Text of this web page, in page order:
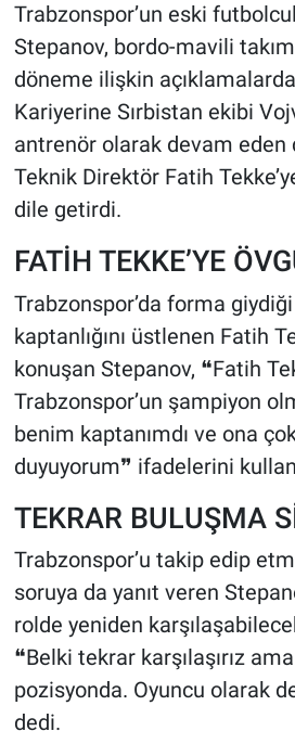
Trabzonspor’un eski
Stepanov, bordo-mavili
döneme ilişkin
Kariyerine Sırbistan ekibi
antrenör olarak devam eden
Teknik Direktör Fatih
dile getirdi.
FATİH TEKKE’YE
Trabzonspor’da forma
kaptanlığını üstlenen Fatih
konuşan Stepanov, ❝Fatih
Trabzonspor’un şampiyon
benim kaptanımdı ve ona
duyuyorum❞ ifadelerini
TEKRAR BULUŞMA
Trabzonspor’u takip edip
soruya da yanıt veren
rolde yeniden
❝Belki tekrar karşılaşırız
pozisyonda. Oyuncu olarak
dedi.
ÇEVRE
HABERDE İNSAN
POLİTİKA
SPOR
Bilim, Teknoloji